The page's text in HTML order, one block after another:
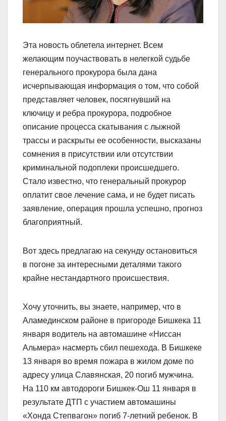
Эта новость облетела интернет. Всем
желающим поучаствовать в нелегкой судьбе
генерального прокурора была дана
исчерпывающая информация о том, что собой
представляет человек, посягнувший на
ключицу и ребра прокурора, подробное
описание процесса скатывания с лыжной
трассы и раскрыты ее особенности, высказаны
сомнения в присутствии или отсутствии
криминальной подоплеки происшедшего.
Стало известно, что генеральный прокурор
оплатит свое лечение сама, и не будет писать
заявление, операция прошла успешно, прогноз
благоприятный.
Вот здесь предлагаю на секунду остановиться
в погоне за интересными деталями такого
крайне нестандартного происшествия.
Хочу уточнить, вы знаете, например, что в
Аламединском районе в пригороде Бишкека 11
января водитель на автомашине «Ниссан
Альмера» насмерть сбил пешехода. В Бишкеке
13 января во время пожара в жилом доме по
адресу улица Славянская, 20 погиб мужчина.
На 110 км автодороги Бишкек-Ош 11 января в
результате ДТП с участием автомашины
«Хонда Степвагон» погиб 7-летний ребенок. В